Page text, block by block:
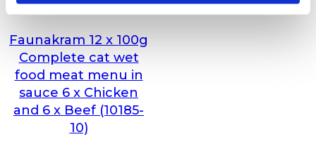
Faunakram 12 x 100g
Complete cat wet
food meat menu in
sauce 6 x Chicken
and 6 x Beef (10185-
10)